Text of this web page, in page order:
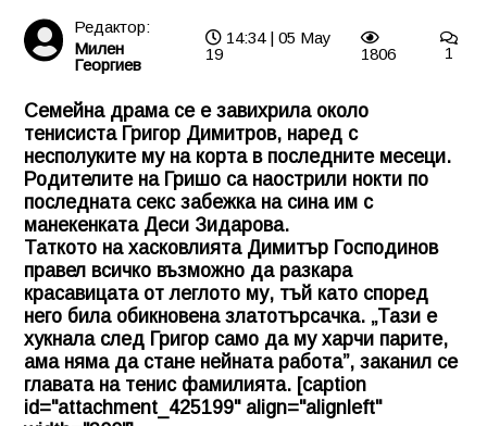
Редактор:
Милен
Георгиев
14:34 | 05 May
19
1806 1
Семейна драма се е завихрила около
тенисиста Григор Димитров, наред с
несполуките му на корта в последните месеци.
Родителите на Гришо са наострили нокти по
последната секс забежка на сина им с
манекенката Деси Зидарова.
Таткото на хасковлията Димитър Господинов
правел всичко възможно да разкара
красавицата от леглото му, тъй като според
него била обикновена златотърсачка. „Тази е
хукнала след Григор само да му харчи парите,
ама няма да стане нейната работа”, заканил се
главата на тенис фамилията. [caption
id="attachment_425199" align="alignleft"